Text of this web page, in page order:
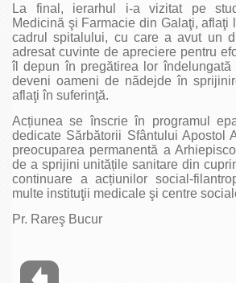
La final, ierarhul i-a vizitat pe
Medicină şi Farmacie din Galaţi, aflaţi
cadrul spitalului, cu care a avut un
adresat cuvinte de apreciere pentru
îl depun în pregătirea lor
deveni oameni de nădejde în
aflaţi în suferinţă.
Acțiunea se înscrie în programul
dedicate Sărbătorii Sfântului Apostol
preocuparea permanentă a
de a sprijini unitățile sanitare din
continuare a acțiunilor social-
multe instituţii medicale şi centre
Pr. Rareş Bucur